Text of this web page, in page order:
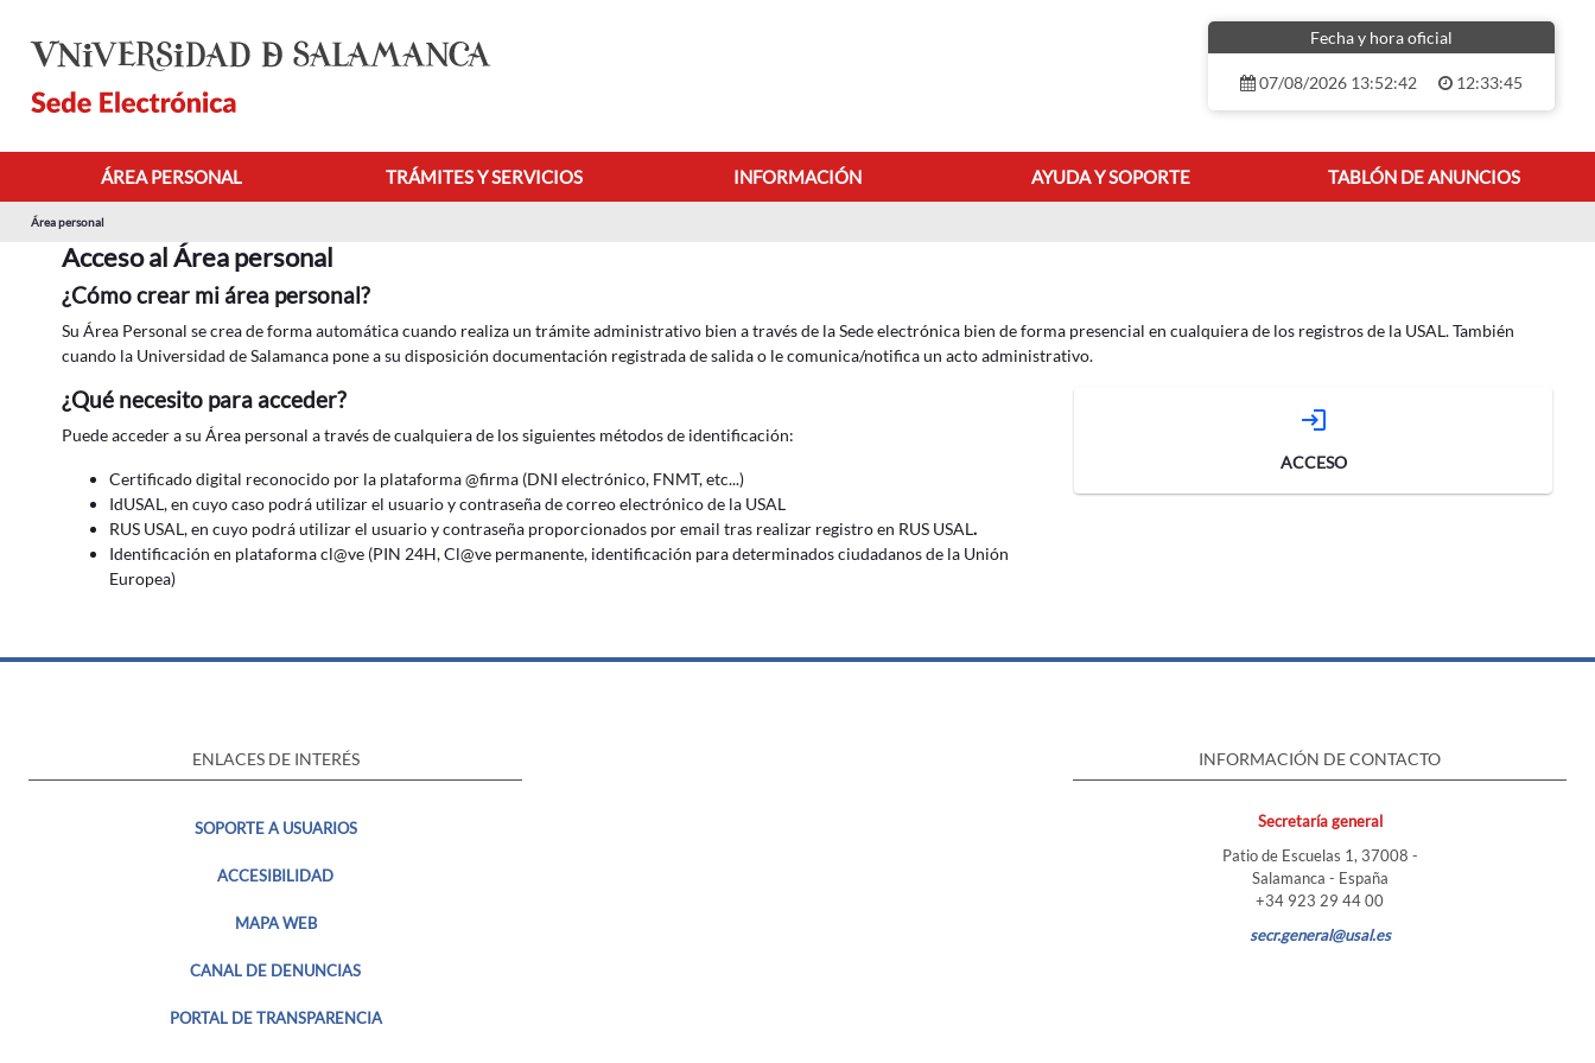
Fecha y hora oficial
07/08/2026 13:52:42 12:33:45
ÁREA PERSONAL TRÁMITES Y SERVICIOS INFORMACIÓN AYUDA Y SOPORTE TABLÓN DE ANUNCIOS
Área personal
Acceso al Área personal
¿Cómo crear mi área personal?
Su Área Personal se crea de forma automática cuando realiza un trámite administrativo bien a través de la Sede electrónica bien de forma presencial en cualquiera de los registros de la USAL. También
cuando la Universidad de Salamanca pone a su disposición documentación registrada de salida o le comunica/notifica un acto administrativo.
¿Qué necesito para acceder?
Puede acceder a su Área personal a través de cualquiera de los siguientes métodos de identificación:
Certificado digital reconocido por la plataforma @firma (DNI electrónico, FNMT, etc...)
IdUSAL, en cuyo caso podrá utilizar el usuario y contraseña de correo electrónico de la USAL
RUS USAL, en cuyo podrá utilizar el usuario y contraseña proporcionados por email tras realizar registro en RUS USAL.
Identificación en plataforma cl@ve (PIN 24H, Cl@ve permanente, identificación para determinados ciudadanos de la Unión
Europea)
login
ACCESO
ENLACES DE INTERÉS
SOPORTE A USUARIOS
ACCESIBILIDAD
MAPA WEB
CANAL DE DENUNCIAS
PORTAL DE TRANSPARENCIA
INFORMACIÓN DE CONTACTO
Secretaría general
Patio de Escuelas 1, 37008 -
Salamanca - España
+34 923 29 44 00
secr.general@usal.es